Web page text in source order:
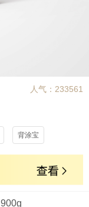
人气：233561
背涂宝
900g